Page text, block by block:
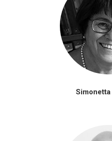
Simonetta